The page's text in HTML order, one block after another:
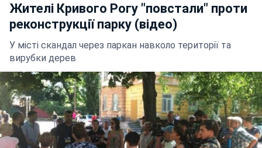
Жителі Кривого Рогу "повстали" проти
реконструкції парку (відео)
У місті скандал через паркан навколо території та
вирубки дерев